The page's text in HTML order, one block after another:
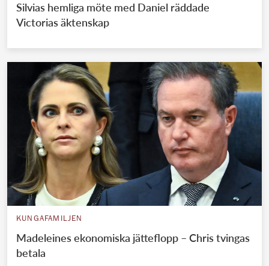
Silvias hemliga möte med Daniel räddade
Victorias äktenskap
KUNGAFAMILJEN
Madeleines ekonomiska jätteflopp – Chris tvingas
betala